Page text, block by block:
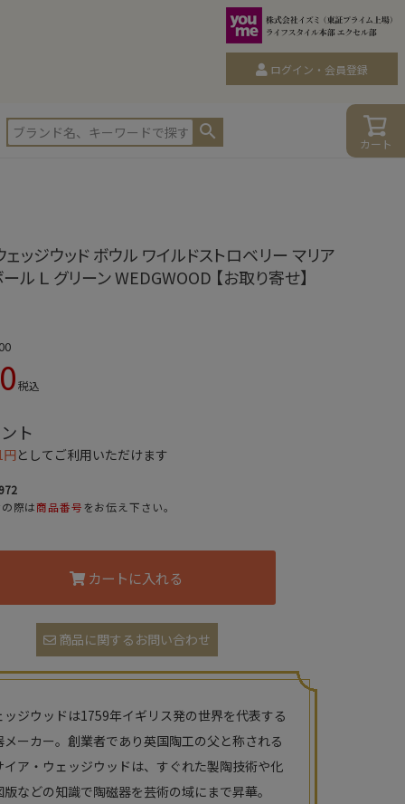
ログイン・会員登録
ェッジウッド ボウル ワイルドストロベリー マリア
ル Ｌ グリーン WEDGWOOD 【お取り寄せ】
税込
ト
円としてご利用いただけます
際は商品番号をお伝え下さい。
カートに入れる
商品に関するお問い合わせ
ジウッドは1759年イギリス発の世界を代表する
メーカー。創業者であり英国陶工の父と称される
イア・ウェッジウッドは、すぐれた製陶技術や化
などの知識で陶磁器を芸術の域にまで昇華。
カート